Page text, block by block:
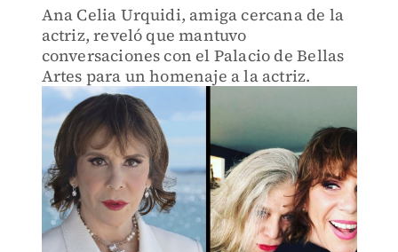
Ana Celia Urquidi, amiga cercana de la
actriz, reveló que mantuvo
conversaciones con el Palacio de Bellas
Artes para un homenaje a la actriz.